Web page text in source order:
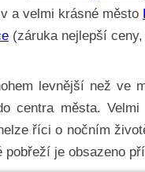
a velmi krásné město
(záruka nejlepší
levnější než ve
centra města.
říci o nočním
je obsazeno